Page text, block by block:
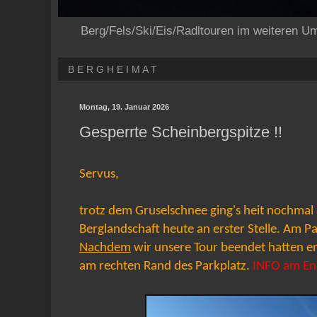
Berg/Fels/Ski/Eis/Radltouren im weiteren
B E R G H E I M A T
Montag, 19. Januar 2026
Gesperrte Scheinbergspitze !!
Servus,
trotz dem Gruselschnee ging's heit
Berglandschaft heute an erster Stelle. Am
Nachdem wir unsere Tour beendet hatten
am rechten Rand des Parkplatz. INFO am